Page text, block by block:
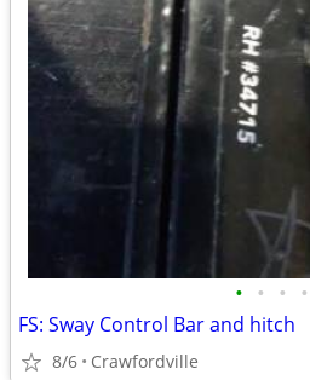
• • • •
FS: Sway Control Bar and hitch
8/6 Crawfordville